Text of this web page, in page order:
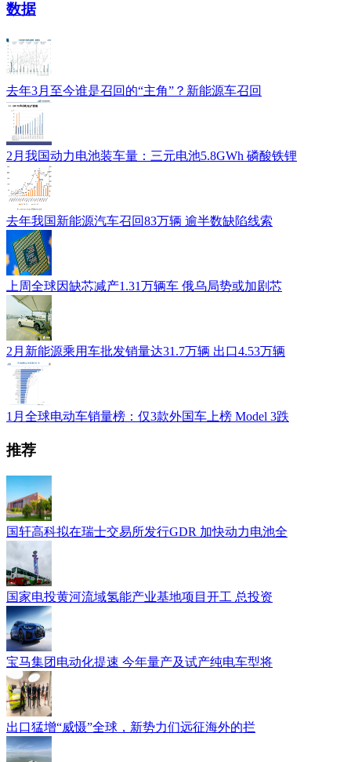
数据
去年3月至今谁是召回的“主角”？新能源车召回
2月我国动力电池装车量：三元电池5.8GWh 磷酸铁锂
去年我国新能源汽车召回83万辆 逾半数缺陷线索
上周全球因缺芯减产1.31万辆车 俄乌局势或加剧芯
2月新能源乘用车批发销量达31.7万辆 出口4.53万辆
1月全球电动车销量榜：仅3款外国车上榜 Model 3跌
推荐
国轩高科拟在瑞士交易所发行GDR 加快动力电池全
国家电投黄河流域氢能产业基地项目开工 总投资
宝马集团电动化提速 今年量产及试产纯电车型将
出口猛增“威慑”全球，新势力们远征海外的拦